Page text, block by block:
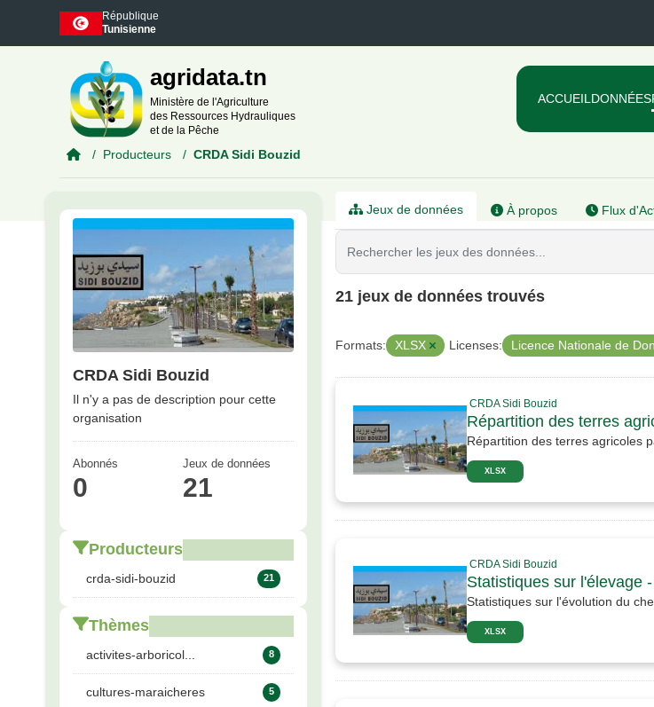
Skip to main content
République
Tunisienne
agridata.tn
Ministère de l'Agriculture
des Ressources Hydrauliques
et de la Pêche
ACCUEIL DONNÉES
Producteurs CRDA Sidi Bouzid
CRDA Sidi Bouzid
Il n'y a pas de description pour cette
organisation
Abonnés
0
Jeux de données
21
Producteurs
crda-sidi-bouzid 21
Thèmes
activites-arboricol... 8
cultures-maraicheres 5
Jeux de données À propos Flux
21 jeux de données trouvés
Formats: XLSX Licenses: Licence Nationale de
CRDA Sidi Bouzid
Répartition des terres
Répartition des terres agricoles
XLSX
CRDA Sidi Bouzid
Statistiques sur l'élevage
Statistiques sur l'évolution du
XLSX